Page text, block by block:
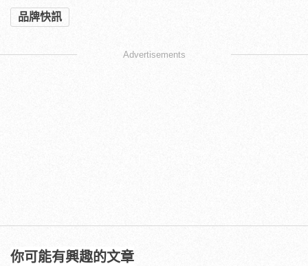
品牌快訊
Advertisements
你可能有興趣的文章